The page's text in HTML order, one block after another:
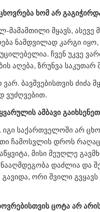
ხომ არ
მამამთილი მყავს,
ნამდვილად კარგი იყო,
ჩვენ უკვე
აღება, ზრუნვა საკუთარ
ბავშვებისთვის ძიძა
ვუძღვებით.
ამბავი
იგი საქართველოში არ
ჩამოსვლის დროს რაღაც
მისი მეუღლე
დაძლია და
გავიდა, ორი შვილი
ცოტა არ